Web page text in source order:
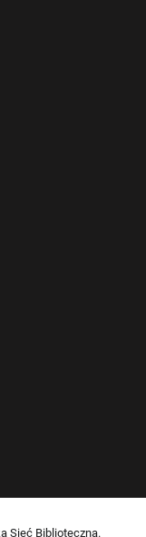
Sieć Biblioteczną.